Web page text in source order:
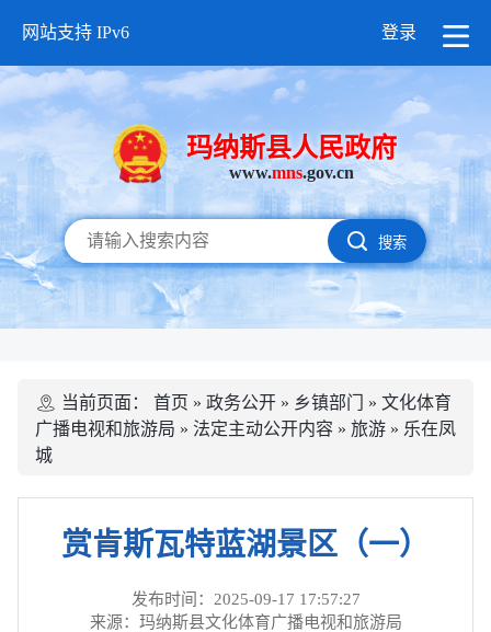
网站支持 IPv6 登录
玛纳斯县人民政府
www.mns.gov.cn
搜索
当前页面： 首页 » 政务公开 » 乡镇部门 » 文化体育
广播电视和旅游局 » 法定主动公开内容 » 旅游 » 乐在凤
城
赏肯斯瓦特蓝湖景区（一）
发布时间：2025-09-17 17:57:27
来源：玛纳斯县文化体育广播电视和旅游局